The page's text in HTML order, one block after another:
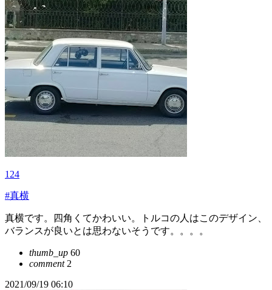
124
#真横
真横です。四角くてかわいい。トルコの人はこのデザイン、
バランスが良いとは思わないそうです。。。。
thumb_up 60
comment2
2021/09/19 06:10